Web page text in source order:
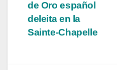
entradas
de Oro español
deleita en la
Sainte-Chapelle